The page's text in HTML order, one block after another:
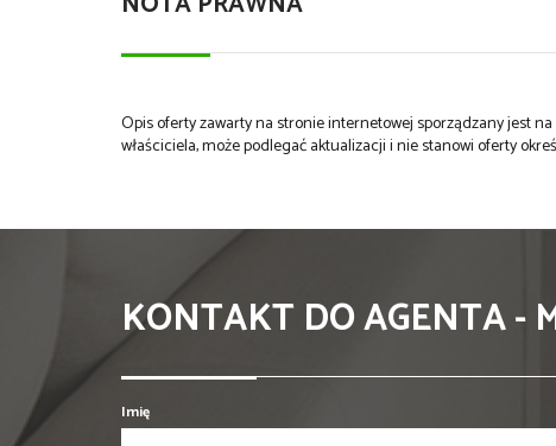
Opis oferty zawarty na stronie internetowej sporządzany jest
właściciela, może podlegać aktualizacji i nie stanowi oferty
KONTAKT DO AGENTA -
Imię